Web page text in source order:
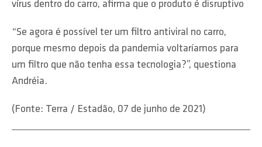
vírus dentro do carro, afirma que o produto é disruptivo
“Se agora é possível ter um filtro antiviral no carro,
porque mesmo depois da pandemia voltaríamos para
um filtro que não tenha essa tecnologia?”, questiona
Andréia.
(Fonte: Terra / Estadão, 07 de junho de 2021)